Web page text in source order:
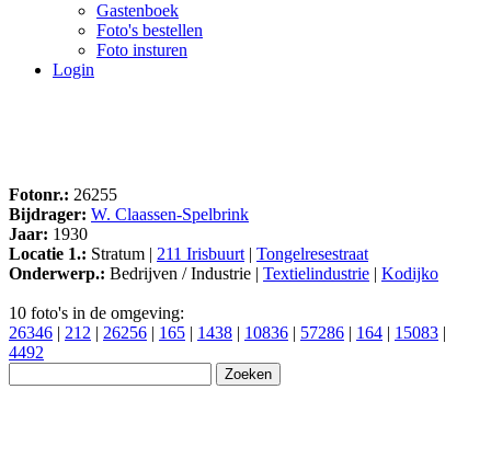
Gastenboek
Foto's bestellen
Foto insturen
Login
Fotonr.: 26255
Bijdrager: W. Claassen-Spelbrink
Jaar: 1930
Locatie 1.: Stratum | 211 Irisbuurt | Tongelresestraat
Onderwerp.: Bedrijven / Industrie | Textielindustrie | Kodijko
10 foto's in de omgeving:
26346 | 212 | 26256 | 165 | 1438 | 10836 | 57286 | 164 | 15083 |
4492